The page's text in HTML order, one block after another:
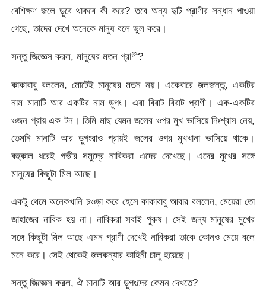
বেশিক্ষণ জলে ড়ুবে থাকবে কী করে? তবে অন্য দুটি প্রাণীর সন্ধান পাওয়া
গেছে, তাদের দেখে অনেকে মানুষ বলে ভুল করে।
সন্তু জিজ্ঞেস করল, মানুষের মতন প্রাণী?
কাকাবাবু বললেন, মোটেই মানুষের মতন নয়। একেবারে জলজন্তু, একটির
নাম মানাটি আর একটির নাম ড়ুগং। এরা বিরাট বিরাট প্রাণী। এক-একটির
ওজন প্রায় এক টন। তিমি মাছ যেমন জলের ওপর মুখ ভাসিয়ে নিঃশ্বাস নেয়,
তেমনি মানাটি আর ড়ুগংরাও প্রায়ই জলের ওপর মুখখানা ভাসিয়ে থাকে।
বহুকাল ধরেই গভীর সমুদ্রে নাবিকরা এদের দেখেছে। এদের মুখের সঙ্গে
মানুষের কিছুটা মিল আছে।
একটু থেমে অনেকখানি চওড়া করে হেসে কাকাবাবু আবার বললেন, মেয়েরা তো
জাহাজের নাবিক হয় না। নাবিকরা সবাই পুরুষ। সেই জন্য মানুষের মুখের
সঙ্গে কিছুটা মিল আছে এমন প্রাণী দেখেই নাবিকরা তাকে কোনও মেয়ে বলে
মনে করে। সেই থেকেই জলকন্যার কাহিনী চালু হয়েছে।
সন্তু জিজ্ঞেস করল, ঐ মানাটি আর ড়ুগংদের কেমন দেখতে?